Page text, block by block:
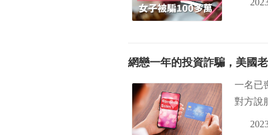
網戀一年的投資詐騙，美國
一名已
對方說